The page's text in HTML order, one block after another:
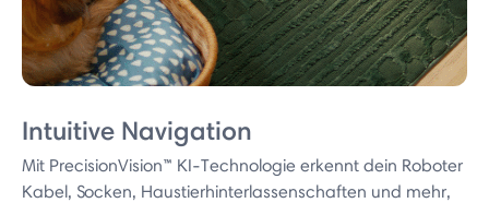
Intuitive Navigation
Mit PrecisionVision™ KI-Technologie erkennt dein Roboter
Kabel, Socken, Haustierhinterlassenschaften und mehr,